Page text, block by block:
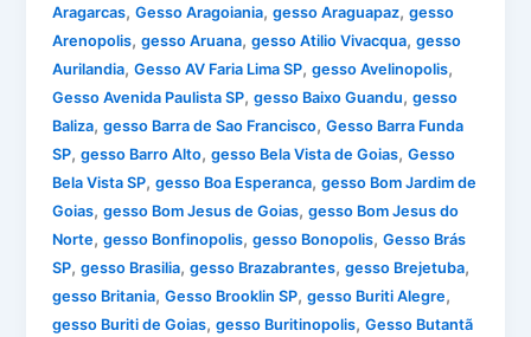
Aragarcas,Gesso Aragoiania,gesso Araguapaz,gesso
Arenopolis,gesso Aruana,gesso Atilio Vivacqua,gesso
Aurilandia,Gesso AV Faria Lima SP,gesso Avelinopolis,
Gesso Avenida Paulista SP,gesso Baixo Guandu,gesso
Baliza,gesso Barra de Sao Francisco,Gesso Barra Funda
SP,gesso Barro Alto,gesso Bela Vista de Goias,Gesso
Bela Vista SP,gesso Boa Esperanca,gesso Bom Jardim de
Goias,gesso Bom Jesus de Goias,gesso Bom Jesus do
Norte,gesso Bonfinopolis,gesso Bonopolis,Gesso Brás
SP,gesso Brasilia,gesso Brazabrantes,gesso Brejetuba,
gesso Britania,Gesso Brooklin SP,gesso Buriti Alegre,
gesso Buriti de Goias,gesso Buritinopolis,Gesso Butantã